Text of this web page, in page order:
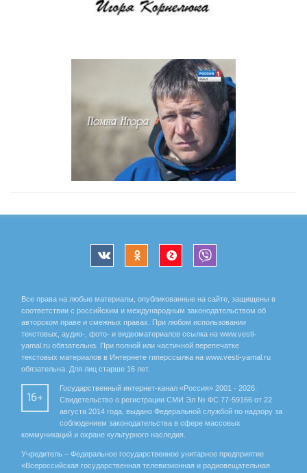
Все права на любые материалы, опубликованные на сайте, защищены в
соответствии с российским и международным законодательством об
авторском праве и смежных правах. При любом использовании
текстовых, аудио-, фото- и видеоматериалов ссылка на www.vesti-
yamal.ru обязательна. При полной или частичной перепечатке
текстовых материалов в Интернете гиперссылка на www.vesti-yamal.ru
обязательна. Для лиц старше 16 лет.
16+
Государственный интернет-канал «Россия» 2001 - 2026.
Свидетельство о регистрации СМИ Эл № ФС 77-59166 от 22
августа 2014 года, выдано Федеральной службой по надзору за
соблюдением законодательства в сфере массовых
коммуникаций и охране культурного наследия.
Учредитель – Федеральное государственное унитарное предприятие
«Всероссийская государственная телевизионная и радиовещательная